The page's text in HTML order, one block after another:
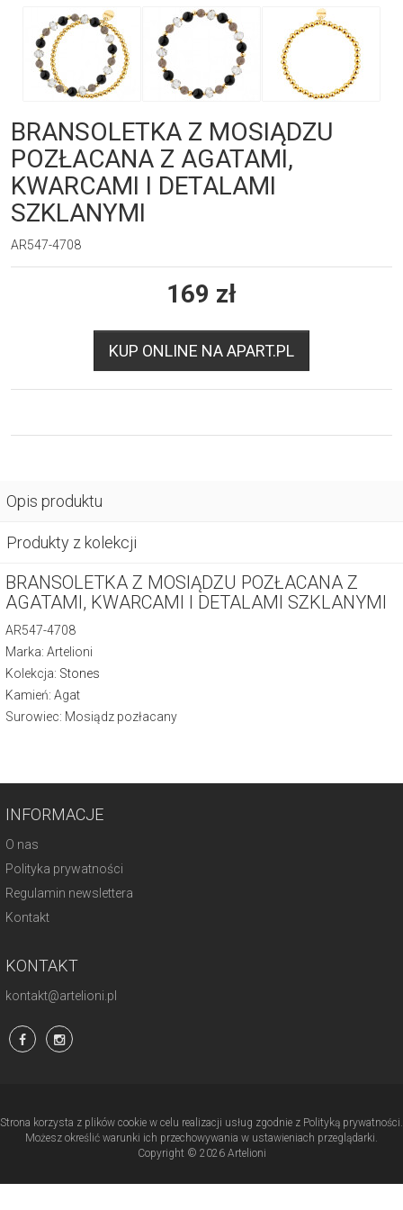
BRANSOLETKA Z MOSIĄDZU
POZŁACANA Z AGATAMI,
KWARCAMI I DETALAMI
SZKLANYMI
AR547-4708
169 zł
KUP ONLINE NA APART.PL
Opis produktu
Produkty z kolekcji
BRANSOLETKA Z MOSIĄDZU POZŁACANA Z
AGATAMI, KWARCAMI I DETALAMI SZKLANYMI
AR547-4708
Marka: Artelioni
Kolekcja: Stones
Kamień: Agat
Surowiec: Mosiądz pozłacany
INFORMACJE
O nas
Polityka prywatności
Regulamin newslettera
Kontakt
KONTAKT
kontakt@artelioni.pl
Strona korzysta z plików cookie w celu realizacji usług zgodnie z Polityką prywatności.
Możesz określić warunki ich przechowywania w ustawieniach przeglądarki.
Copyright © 2026 Artelioni